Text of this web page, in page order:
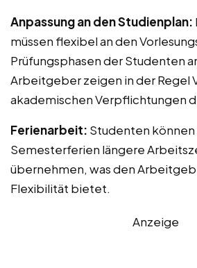
Anpassung an den Studienplan:
müssen flexibel an den
Prüfungsphasen der Studenten
Arbeitgeber zeigen in der Regel
akademischen Verpflichtungen
Ferienarbeit: Studenten
Semesterferien längere
übernehmen, was den
Flexibilität bietet.
Anzeige